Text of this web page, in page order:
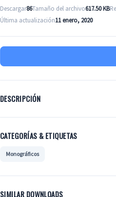
Descargar86Tamaño del archivo617.50 KB
Última actualización11 enero, 2020
DESCRIPCIÓN
CATEGORÍAS & ETIQUETAS
Monográficos
SIMILAR DOWNLOADS